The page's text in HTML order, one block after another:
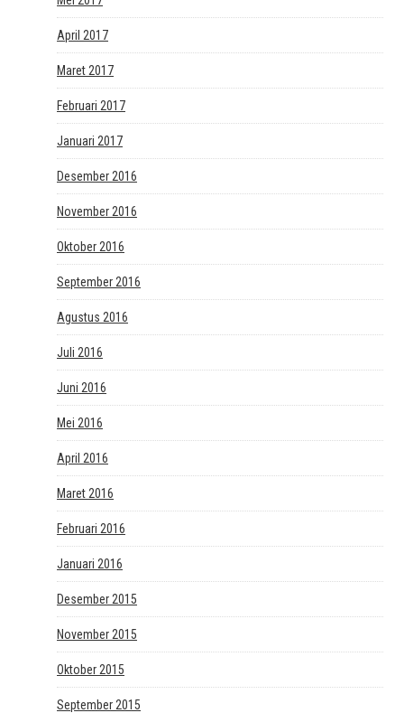
April 2017
Maret 2017
Februari 2017
Januari 2017
Desember 2016
November 2016
Oktober 2016
September 2016
Agustus 2016
Juli 2016
Juni 2016
Mei 2016
April 2016
Maret 2016
Februari 2016
Januari 2016
Desember 2015
November 2015
Oktober 2015
September 2015